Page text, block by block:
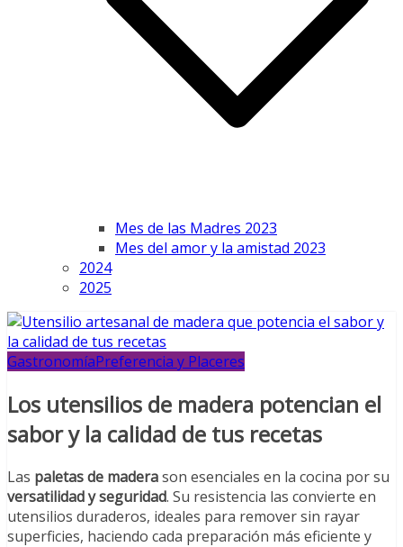
Mes de las Madres 2023
Mes del amor y la amistad 2023
2024
2025
GastronomíaPreferencia y Placeres
Los utensilios de madera potencian el
sabor y la calidad de tus recetas
Las paletas de maderason esenciales en la cocina por su
versatilidad y seguridad. Su resistencia las convierte en
utensilios duraderos, ideales para remover sin rayar
superficies, haciendo cada preparación más eficiente y